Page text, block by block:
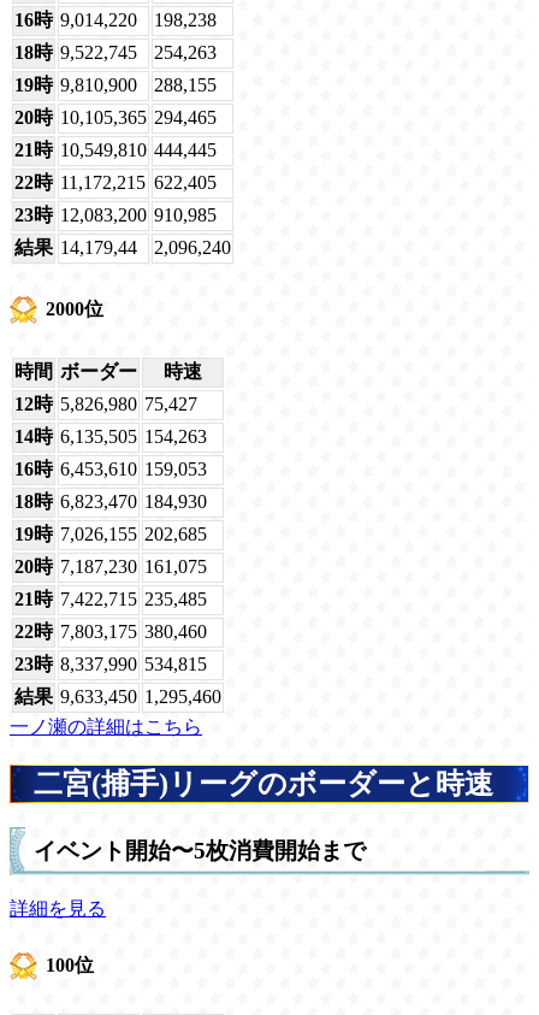
16時 9,014,220
198,238
18時 9,522,745
254,263
19時 9,810,900
288,155
20時 10,105,365 294,465
21時 10,549,810 444,445
22時 11,172,215 622,405
23時 12,083,200 910,985
結果 14,179,44 2,096,240
2000位
時間 ボーダー
時速
12時 5,826,980 75,427
14時 6,135,505 154,263
16時 6,453,610 159,053
18時 6,823,470 184,930
19時 7,026,155 202,685
20時 7,187,230 161,075
21時 7,422,715 235,485
22時 7,803,175 380,460
23時 8,337,990 534,815
結果 9,633,450 1,295,460
一ノ瀬の詳細はこちら
二宮(捕手)リーグのボーダーと時速
イベント開始〜5枚消費開始まで
詳細を見る
100位